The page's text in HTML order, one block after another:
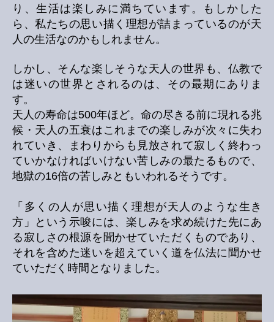
り、生活は楽しみに満ちています。もしかした
ら、私たちの思い描く理想が詰まっているのが天
人の生活なのかもしれません。
しかし、そんな楽しそうな天人の世界も、仏教で
は迷いの世界とされるのは、その最期にありま
す。
天人の寿命は500年ほど。命の尽きる前に現れる兆
候・天人の五衰はこれまでの楽しみが次々に失わ
れていき、まわりからも見放されて寂しく終わっ
ていかなければいけない苦しみの最たるもので、
地獄の16倍の苦しみともいわれるそうです。
「多くの人が思い描く理想が天人のような生き
方」という示唆には、楽しみを求め続けた先にあ
る寂しさの根源を聞かせていただくものであり、
それを含めた迷いを超えていく道を仏法に聞かせ
ていただく時間となりました。